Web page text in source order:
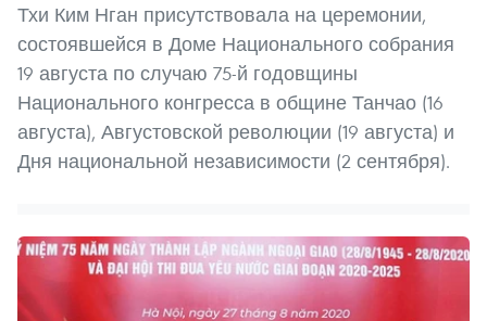
Тхи Ким Нган присутствовала на церемонии,
состоявшейся в Доме Национального собрания
19 августа по случаю 75-й годовщины
Национального конгресса в общине Танчао (16
августа), Августовской революции (19 августа) и
Дня национальной независимости (2 сентября).